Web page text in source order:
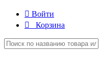
Войти
Корзина